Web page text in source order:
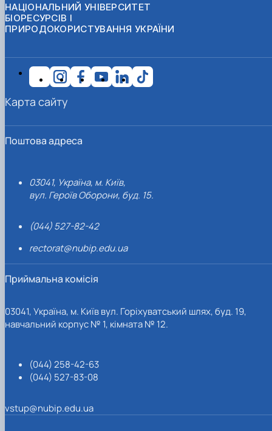
НАЦІОНАЛЬНИЙ УНІВЕРСИТЕТ
БІОРЕСУРСІВ І
ПРИРОДОКОРИСТУВАННЯ УКРАЇНИ
Поштова адреса
03041, Україна, м. Київ,
вул. Героїв Оборони, буд. 15.
(044) 527-82-42
rectorat@nubip.edu.ua
Приймальна комісія
03041, Україна, м. Київ вул. Горіхуватський шлях, буд. 19,
навчальний корпус № 1, кімната № 12.
(044) 258-42-63
(044) 527-83-08
vstup@nubip.edu.ua
Карта сайту